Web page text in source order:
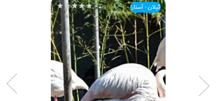
گیلان - آستارا